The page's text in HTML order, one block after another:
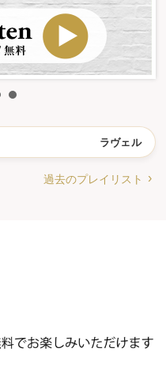
ラヴェル：ピア
過去のプレイリスト